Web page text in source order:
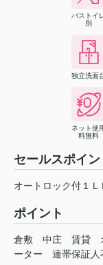
バストイ
別
独立洗面
ネット使
料無料
セールスポイン
オートロック付１Ｌ
ポイント
倉敷 中庄 賃貸
ーター
連帯保証人